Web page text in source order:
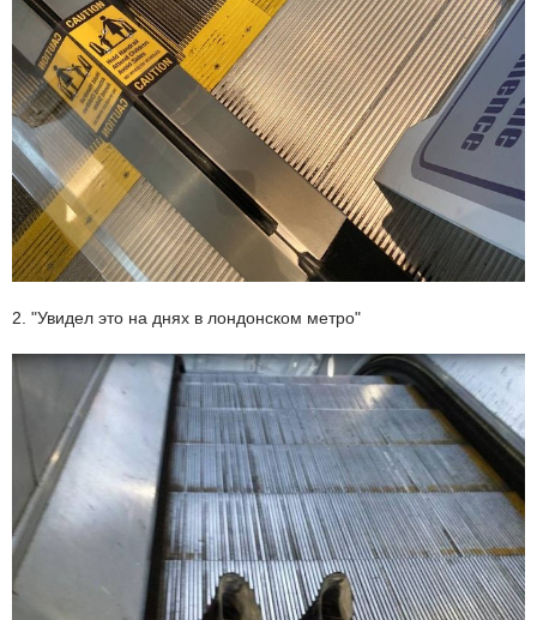
2. "Увидел это на днях в лондонском метро"